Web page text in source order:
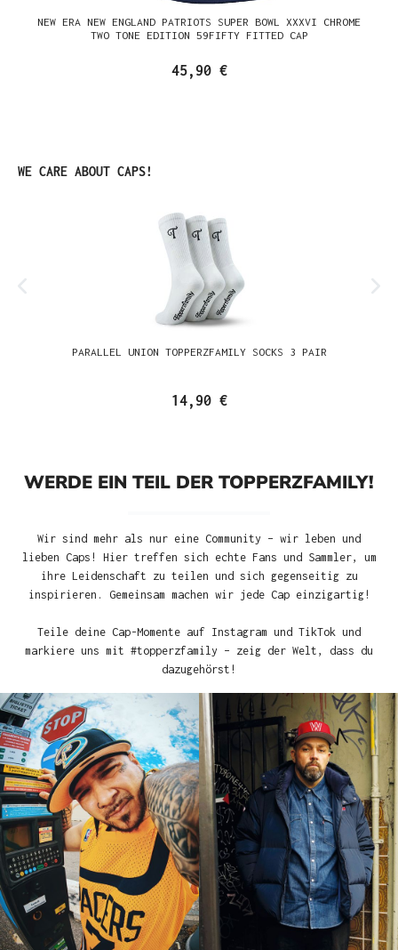
NEW ERA NEW ENGLAND PATRIOTS SUPER BOWL XXXVI CHROME
TWO TONE EDITION 59FIFTY FITTED CAP
45,90 €
Produktgalerie überspringen
WE CARE ABOUT CAPS!
PARALLEL UNION TOPPERZFAMILY SOCKS 3 PAIR
14,90 €
WERDE EIN TEIL DER TOPPERZFAMILY!
Wir sind mehr als nur eine Community – wir leben und
lieben Caps! Hier treffen sich echte Fans und Sammler, um
ihre Leidenschaft zu teilen und sich gegenseitig zu
inspirieren. Gemeinsam machen wir jede Cap einzigartig!
Teile deine Cap-Momente auf Instagram und TikTok und
markiere uns mit #topperzfamily – zeig der Welt, dass du
dazugehörst!